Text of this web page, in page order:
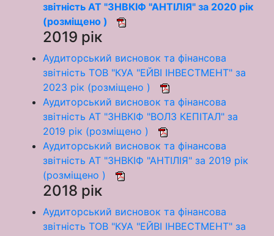
звітність АТ "ЗНВКІФ "АНТІЛІЯ" за 2020 рік
(розміщено )
2019 рік
Аудиторський висновок та фінансова
звітність ТОВ "КУА "ЕЙВІ ІНВЕСТМЕНТ" за
2023 рік (розміщено )
Аудиторський висновок та фінансова
звітність АТ "ЗНВКІФ "ВОЛЗ КЕПІТАЛ" за
2019 рік (розміщено )
Аудиторський висновок та фінансова
звітність АТ "ЗНВКІФ "АНТІЛІЯ" за 2019 рік
(розміщено )
2018 рік
Аудиторський висновок та фінансова
звітність ТОВ "КУА "ЕЙВІ ІНВЕСТМЕНТ" за